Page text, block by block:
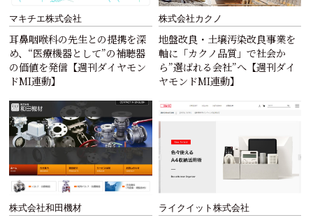
マキチエ株式会社
耳鼻咽喉科の先生との提携を深
め、“医療機器として”の補聴器
の価値を発信【週刊ダイヤモン
ドMI連動】
株式会社カクノ
地盤改良・土壌汚染改良事業を
軸に「カクノ品質」で社会か
ら”選ばれる会社”へ【週刊ダイ
ヤモンドMI連動】
株式会社和田機材 ライクイット株式会社